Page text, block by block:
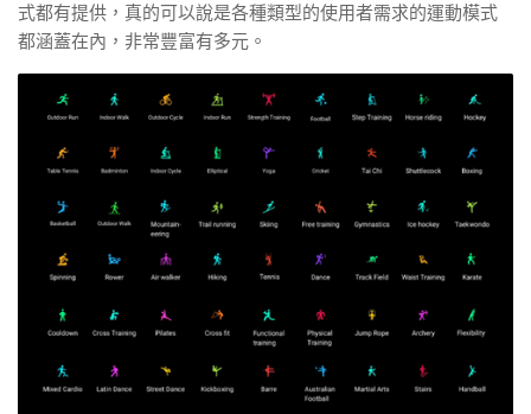
式都有提供，真的可以說是各種類型的使用者需求的運動模式
都涵蓋在內，非常豐富有多元。